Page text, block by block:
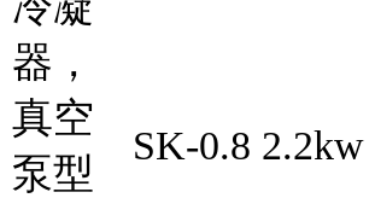
器，
真空
泵型
SK-0.8 2.2kw